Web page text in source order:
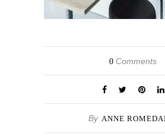
0 Comments
By ANNE